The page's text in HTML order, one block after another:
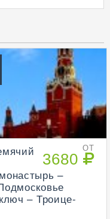
ОТ
3680
–
– Троице-